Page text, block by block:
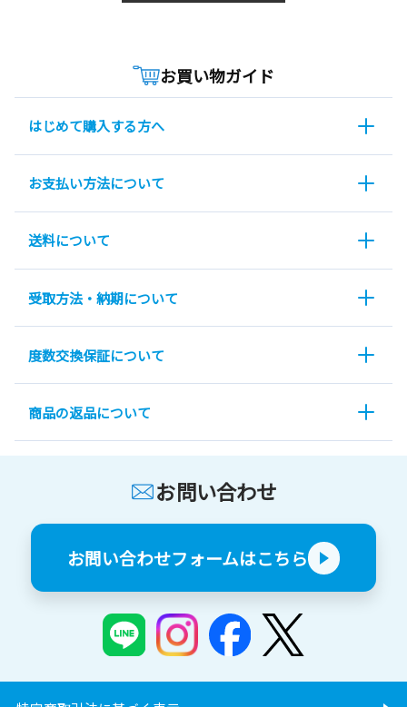
お買い物ガイド
はじめて購入する方へ
お支払い方法について
送料について
受取方法・納期について
度数交換保証について
商品の返品について
お問い合わせ
お問い合わせフォームはこちら